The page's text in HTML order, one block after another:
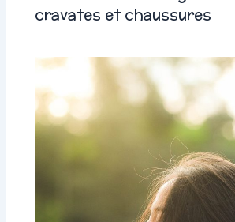
cravates et chaussures